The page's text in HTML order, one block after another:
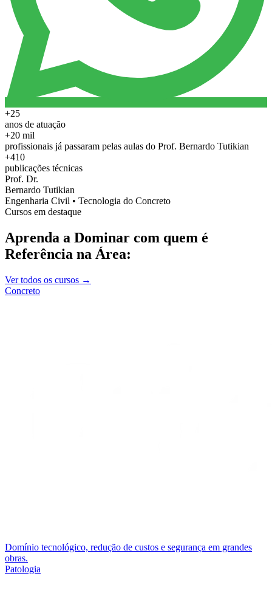
+25
anos de atuação
+20 mil
profissionais já passaram pelas aulas do Prof. Bernardo Tutikian
+410
publicações técnicas
Prof. Dr.
Bernardo Tutikian
Engenharia Civil • Tecnologia do Concreto
Cursos em destaque
Aprenda a Dominar com quem é
Referência na Área:
Ver todos os cursos →
Concreto
Domínio tecnológico, redução de custos e segurança em grandes
obras.
Patologia